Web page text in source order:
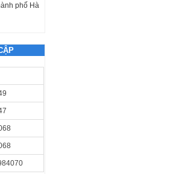
phố Hà